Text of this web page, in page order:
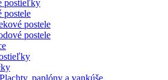
postieľky
postele
postele
postele
Plachty, paplóny a vankúše